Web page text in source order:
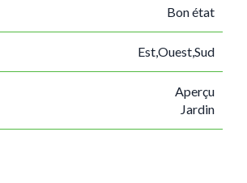
Bon état
Est,Ouest,Sud
Aperçu
Jardin